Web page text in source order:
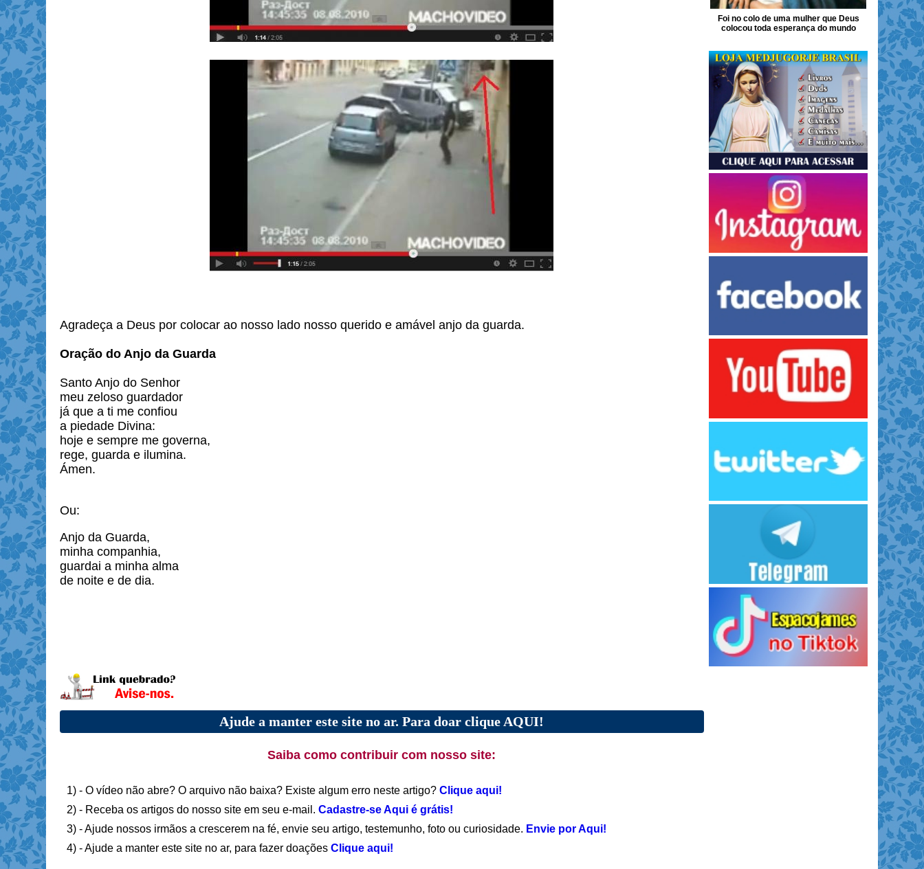
Agradeça a Deus por colocar ao nosso lado nosso querido e amável anjo da guarda.
Oração do Anjo da Guarda
Santo Anjo do Senhor
meu zeloso guardador
já que a ti me confiou
a piedade Divina:
hoje e sempre me governa,
rege, guarda e ilumina.
Ámen.
Ou:
Anjo da Guarda,
minha companhia,
guardai a minha alma
de noite e de dia.
Ajude a manter este site no ar. Para doar clique AQUI!
Saiba como contribuir com nosso site:
1) - O vídeo não abre? O arquivo não baixa? Existe algum erro neste artigo? Clique aqui!
2) - Receba os artigos do nosso site em seu e-mail. Cadastre-se Aqui é grátis!
3) - Ajude nossos irmãos a crescerem na fé, envie seu artigo, testemunho, foto ou curiosidade. Envie por Aqui!
4) - Ajude a manter este site no ar, para fazer doações Clique aqui!
Foi no colo de uma mulher que Deus
colocou toda esperança do mundo